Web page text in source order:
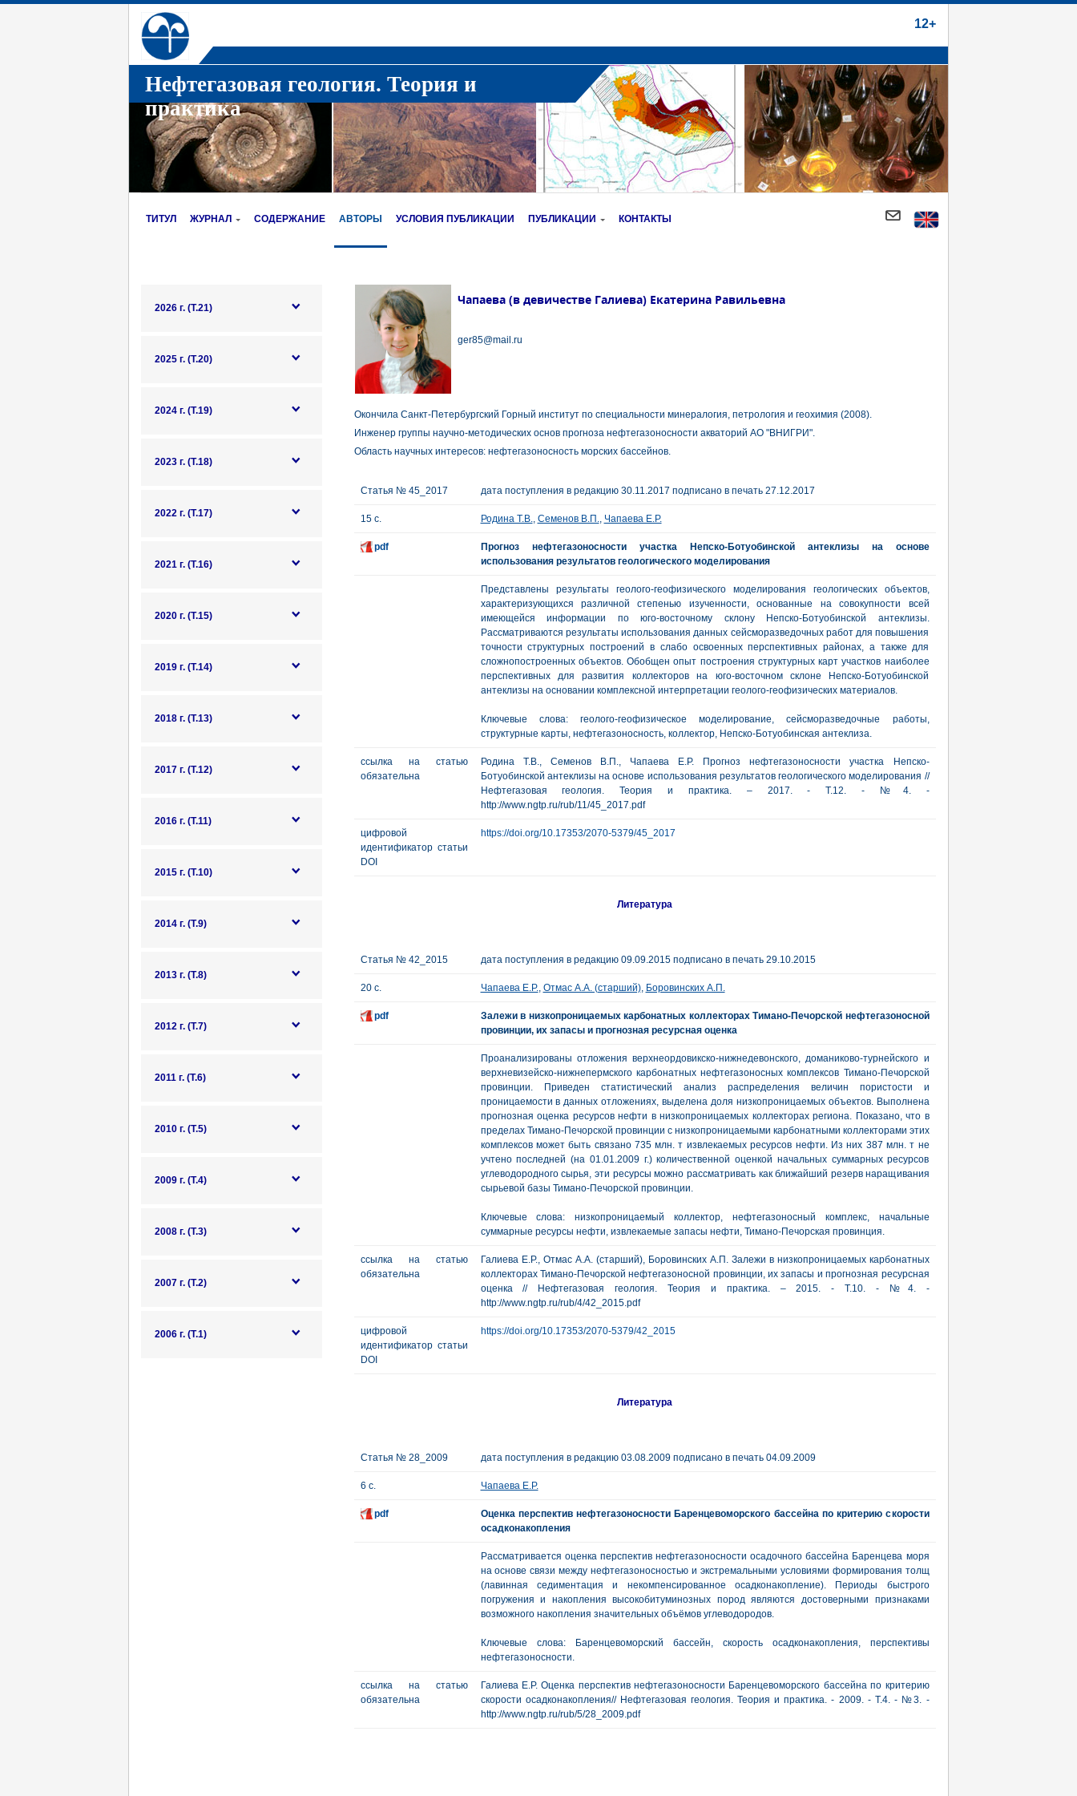
12+
Нефтегазовая геология. Теория и
практика
ТИТУЛ ЖУРНАЛ СОДЕРЖАНИЕ АВТОРЫ УСЛОВИЯ ПУБЛИКАЦИИ ПУБЛИКАЦИИ КОНТАКТЫ
2026 г. (Т.21)
2025 г. (Т.20)
2024 г. (Т.19)
2023 г. (Т.18)
2022 г. (Т.17)
2021 г. (Т.16)
2020 г. (Т.15)
2019 г. (Т.14)
2018 г. (Т.13)
2017 г. (Т.12)
2016 г. (Т.11)
2015 г. (Т.10)
2014 г. (Т.9)
2013 г. (Т.8)
2012 г. (Т.7)
2011 г. (Т.6)
2010 г. (Т.5)
2009 г. (Т.4)
2008 г. (Т.3)
2007 г. (Т.2)
2006 г. (Т.1)
Чапаева (в девичестве Галиева) Екатерина Равильевна
ger85@mail.ru
Окончила Санкт-Петербургский Горный институт по специальности минералогия, петрология и геохимия (2008).
Инженер группы научно-методических основ прогноза нефтегазоносности акваторий АО "ВНИГРИ".
Область научных интересов: нефтегазоносность морских бассейнов.
Статья № 45_2017 дата поступления в редакцию 30.11.2017 подписано в печать 27.12.2017
15 с. Родина Т.В., Семенов В.П., Чапаева Е.Р.
pdf
Прогноз нефтегазоносности участка Непско-Ботуобинской антеклизы на основе
использования результатов геологического моделирования
Представлены результаты геолого-геофизического моделирования геологических объектов,
характеризующихся различной степенью изученности, основанные на совокупности всей
имеющейся информации по юго-восточному склону Непско-Ботуобинской антеклизы.
Рассматриваются результаты использования данных сейсморазведочных работ для повышения
точности структурных построений в слабо освоенных перспективных районах, а также для
сложнопостроенных объектов. Обобщен опыт построения структурных карт участков наиболее
перспективных для развития коллекторов на юго-восточном склоне Непско-Ботуобинской
антеклизы на основании комплексной интерпретации геолого-геофизических материалов.
Ключевые слова: геолого-геофизическое моделирование, сейсморазведочные работы,
структурные карты, нефтегазоносность, коллектор, Непско-Ботуобинская антеклиза.
ссылка на статью
обязательна
Родина Т.В., Семенов В.П., Чапаева Е.Р. Прогноз нефтегазоносности участка Непско-
Ботуобинской антеклизы на основе использования результатов геологического моделирования //
Нефтегазовая геология. Теория и практика. – 2017. - Т.12. - №4. -
http://www.ngtp.ru/rub/11/45_2017.pdf
цифровой
идентификатор статьи
DOI
https://doi.org/10.17353/2070-5379/45_2017
Литература
Статья № 42_2015 дата поступления в редакцию 09.09.2015 подписано в печать 29.10.2015
20 с. Чапаева Е.Р., Отмас А.А. (старший), Боровинских А.П.
pdf
Залежи в низкопроницаемых карбонатных коллекторах Тимано-Печорской нефтегазоносной
провинции, их запасы и прогнозная ресурсная оценка
Проанализированы отложения верхнеордовикско-нижнедевонского, доманиково-турнейского и
верхневизейско-нижнепермского карбонатных нефтегазоносных комплексов Тимано-Печорской
провинции. Приведен статистический анализ распределения величин пористости и
проницаемости в данных отложениях, выделена доля низкопроницаемых объектов. Выполнена
прогнозная оценка ресурсов нефти в низкопроницаемых коллекторах региона. Показано, что в
пределах Тимано-Печорской провинции с низкопроницаемыми карбонатными коллекторами этих
комплексов может быть связано 735 млн. т извлекаемых ресурсов нефти. Из них 387 млн. т не
учтено последней (на 01.01.2009 г.) количественной оценкой начальных суммарных ресурсов
углеводородного сырья, эти ресурсы можно рассматривать как ближайший резерв наращивания
сырьевой базы Тимано-Печорской провинции.
Ключевые слова: низкопроницаемый коллектор, нефтегазоносный комплекс, начальные
суммарные ресурсы нефти, извлекаемые запасы нефти, Тимано-Печорская провинция.
ссылка на статью
обязательна
Галиева Е.Р., Отмас А.А. (старший), Боровинских А.П. Залежи в низкопроницаемых карбонатных
коллекторах Тимано-Печорской нефтегазоносной провинции, их запасы и прогнозная ресурсная
оценка // Нефтегазовая геология. Теория и практика. – 2015. - Т.10. - №4. -
http://www.ngtp.ru/rub/4/42_2015.pdf
цифровой
идентификатор статьи
DOI
https://doi.org/10.17353/2070-5379/42_2015
Литература
Статья № 28_2009 дата поступления в редакцию 03.08.2009 подписано в печать 04.09.2009
6 с. Чапаева Е.Р.
pdf
Оценка перспектив нефтегазоносности Баренцевоморского бассейна по критерию скорости
осадконакопления
Рассматривается оценка перспектив нефтегазоносности осадочного бассейна Баренцева моря
на основе связи между нефтегазоносностью и экстремальными условиями формирования толщ
(лавинная седиментация и некомпенсированное осадконакопление). Периоды быстрого
погружения и накопления высокобитуминозных пород являются достоверными признаками
возможного накопления значительных объёмов углеводородов.
Ключевые слова: Баренцевоморский бассейн, скорость осадконакопления, перспективы
нефтегазоносности.
ссылка на статью
обязательна
Галиева Е.Р. Оценка перспектив нефтегазоносности Баренцевоморского бассейна по критерию
скорости осадконакопления// Нефтегазовая геология. Теория и практика. - 2009. - Т.4. - №3. -
http://www.ngtp.ru/rub/5/28_2009.pdf